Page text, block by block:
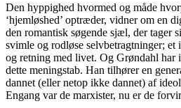
Den hyppighed hvormed og måde
‘hjemløshed’ optræder, vidner om en
den romantisk søgende sjæl, der tager
svimle og rodløse selvbetragtninger;
og retning med livet. Og Grøndahl har
dette meningstab. Han tilhører en
dannet (eller netop ikke dannet) af
Engang var de marxister, nu er de